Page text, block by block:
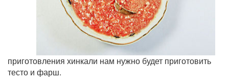
приготовления хинкали нам нужно будет приготовить
тесто и фарш.